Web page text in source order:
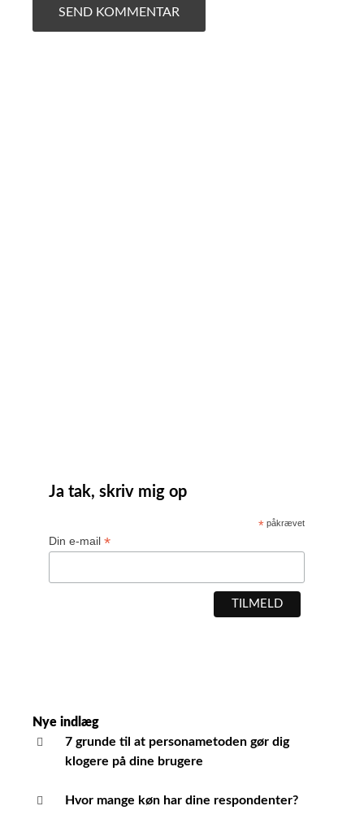
Ja tak, skriv mig op
*påkrævet
Din e-mail *
Nye indlæg
7 grunde til at personametoden gør dig
klogere på dine brugere
Hvor mange køn har dine respondenter?